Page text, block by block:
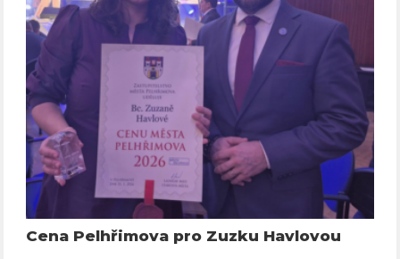
Cena Pelhřimova pro Zuzku Havlovou